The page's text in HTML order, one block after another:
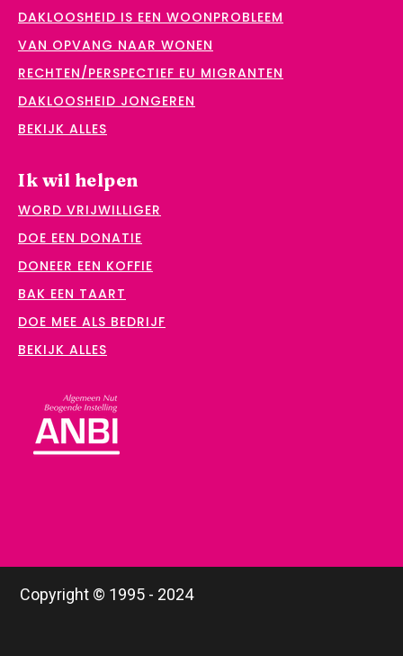
DAKLOOSHEID IS EEN WOONPROBLEEM
VAN OPVANG NAAR WONEN
RECHTEN/PERSPECTIEF EU MIGRANTEN
DAKLOOSHEID JONGEREN
BEKIJK ALLES
Ik wil helpen
WORD VRIJWILLIGER
DOE EEN DONATIE
DONEER EEN KOFFIE
BAK EEN TAART
DOE MEE ALS BEDRIJF
BEKIJK ALLES
Copyright © 1995 - 2024